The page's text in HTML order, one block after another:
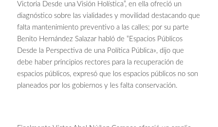
Victoria Desde una Visión Holística”, en ella ofreció un
diagnóstico sobre las vialidades y movilidad destacando que
falta mantenimiento preventivo a las calles; por su parte
Benito Hernández Salazar habló de “Espacios Públicos
Desde la Perspectiva de una Política Pública», dijo que
debe haber principios rectores para la recuperación de
espacios públicos, expresó que los espacios públicos no son
planeados por los gobiernos y les falta conservación.